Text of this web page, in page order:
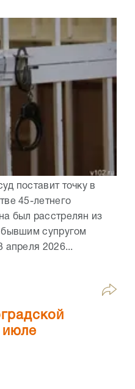
поставит точку в
45-летнего
был расстрелян из
бывшим супругом
апреля 2026...
июле